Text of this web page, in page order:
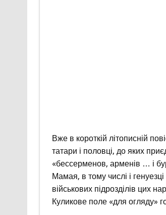
Вже в короткій літописній
татари і половці, до яких
«бессерменов, арменів … і
Мамая, в тому числі і
військових підрозділів цих
Куликове поле «для огляду»